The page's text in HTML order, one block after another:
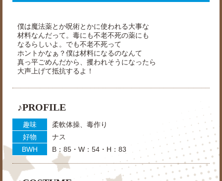
僕は魔法薬とか呪術とかに使われる大事な
材料なんだって。毒にも不老不死の薬にも
なるらしいよ。でも不老不死って
ホントかなぁ？僕は材料になるのなんて
真っ平ごめんだから、攫われそうになったら
大声上げて抵抗するよ！
♪PROFILE
趣味
柔軟体操、毒作り
好物
ナス
BWH
B：85・W：54・H：83